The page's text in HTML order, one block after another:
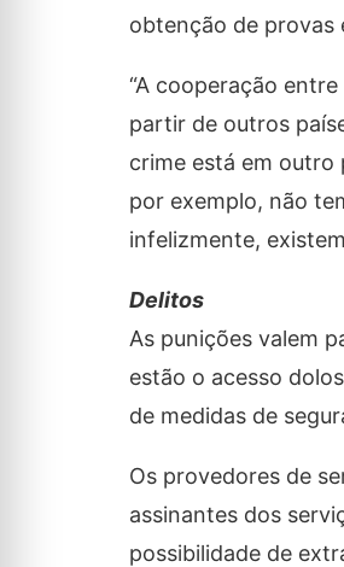
obtenção de provas
“A cooperação
partir de outros
crime está em outro
por exemplo, não
infelizmente,
Delitos
As punições valem
estão o acesso
de medidas de
Os provedores de
assinantes dos
possibilidade de